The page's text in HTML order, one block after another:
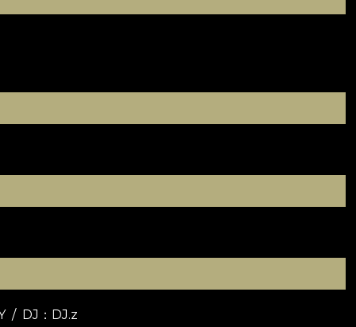
/ DJ：DJ.z